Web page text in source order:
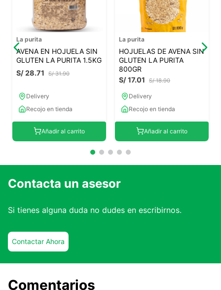
La purita
AVENA EN HOJUELA SIN
GLUTEN LA PURITA 1.5KG
S/ 31.90
S/28.71
Delivery
Recojo en tienda
Añadir al carrito
La purita
HOJUELAS DE AVENA SIN
GLUTEN LA PURITA
800GR
S/ 18.90
S/17.01
Delivery
Recojo en tienda
Añadir al carrito
Contacta un asesor
Si tienes alguna duda no dudes en escribirnos.
Contactar Ahora
Comentarios